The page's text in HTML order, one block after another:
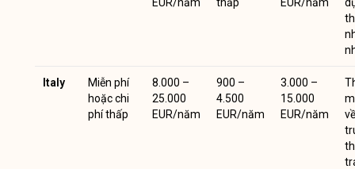
Italy
Miễn phí
hoặc chi
phí thấp
8.000 –
25.000
EUR/năm
900 –
4.500
EUR/năm
3.000 –
15.000
EUR/năm